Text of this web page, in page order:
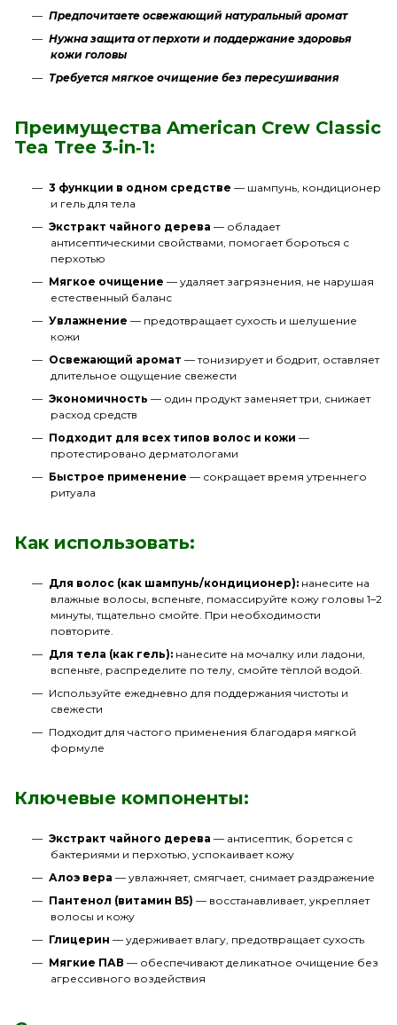
Предпочитаете освежающий натуральный аромат
Нужна защита от перхоти и поддержание здоровья
кожи головы
Требуется мягкое очищение без пересушивания
Преимущества American Crew Classic
Tea Tree 3‑in‑1:
3 функции в одном средстве — шампунь, кондиционер
и гель для тела
Экстракт чайного дерева — обладает
антисептическими свойствами, помогает бороться с
перхотью
Мягкое очищение — удаляет загрязнения, не нарушая
естественный баланс
Увлажнение — предотвращает сухость и шелушение
кожи
Освежающий аромат — тонизирует и бодрит, оставляет
длительное ощущение свежести
Экономичность — один продукт заменяет три, снижает
расход средств
Подходит для всех типов волос и кожи —
протестировано дерматологами
Быстрое применение — сокращает время утреннего
ритуала
Как использовать:
Для волос (как шампунь/кондиционер): нанесите на
влажные волосы, вспеньте, помассируйте кожу головы 1–2
минуты, тщательно смойте. При необходимости
повторите.
Для тела (как гель): нанесите на мочалку или ладони,
вспеньте, распределите по телу, смойте тёплой водой.
Используйте ежедневно для поддержания чистоты и
свежести
Подходит для частого применения благодаря мягкой
формуле
Ключевые компоненты:
Экстракт чайного дерева — антисептик, борется с
бактериями и перхотью, успокаивает кожу
Алоэ вера — увлажняет, смягчает, снимает раздражение
Пантенол (витамин B5) — восстанавливает, укрепляет
волосы и кожу
Глицерин — удерживает влагу, предотвращает сухость
Мягкие ПАВ — обеспечивают деликатное очищение без
агрессивного воздействия